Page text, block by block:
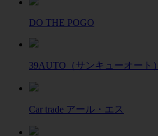
DO THE POGO
39AUTO（サンキューオート）
Car trade アール・エス